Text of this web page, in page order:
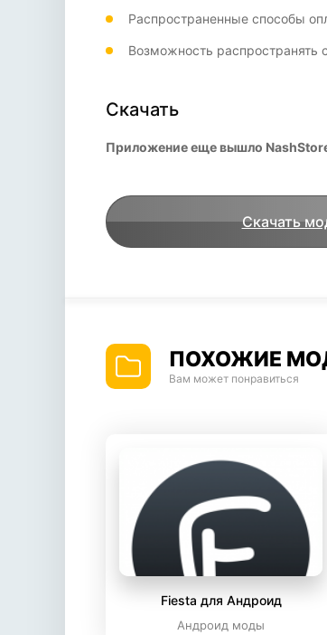
Распространенные способы
Возможность распространять
Скачать
Приложение еще вышло
Скачать
ПОХОЖИЕ
Вам может понравиться
Fiesta для Андроид
Андроид моды